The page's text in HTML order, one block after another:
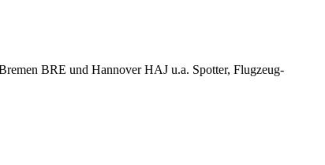
BRE und Hannover HAJ u.a. Spotter, Flugzeug-